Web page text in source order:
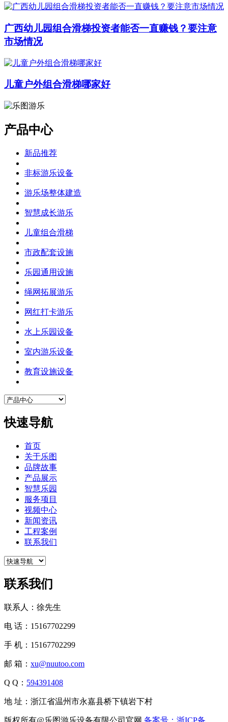
广西幼儿园组合滑梯投资者能否一直赚钱？要注意
市场情况
儿童户外组合滑梯哪家好
产品中心
新品推荐
非标游乐设备
游乐场整体建造
智慧成长游乐
儿童组合滑梯
市政配套设施
乐园通用设施
绳网拓展游乐
网红打卡游乐
水上乐园设备
室内游乐设备
教育设施设备
快速导航
首页
关于乐图
品牌故事
产品展示
智慧乐园
服务项目
视频中心
新闻资讯
工程案例
联系我们
联系我们
联系人：徐先生
电 话：15167702299
手 机：15167702299
邮 箱： xu@nuutoo.com
Q Q： 594391408
地 址：浙江省温州市永嘉县桥下镇岩下村
版权所有@乐图游乐设备有限公司官网 备案号：浙ICP备